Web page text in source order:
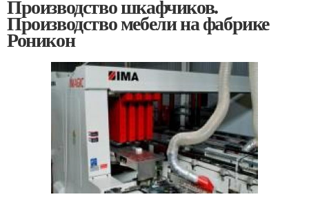
Производство шкафчиков.
Производство мебели на фабрике
Роникон